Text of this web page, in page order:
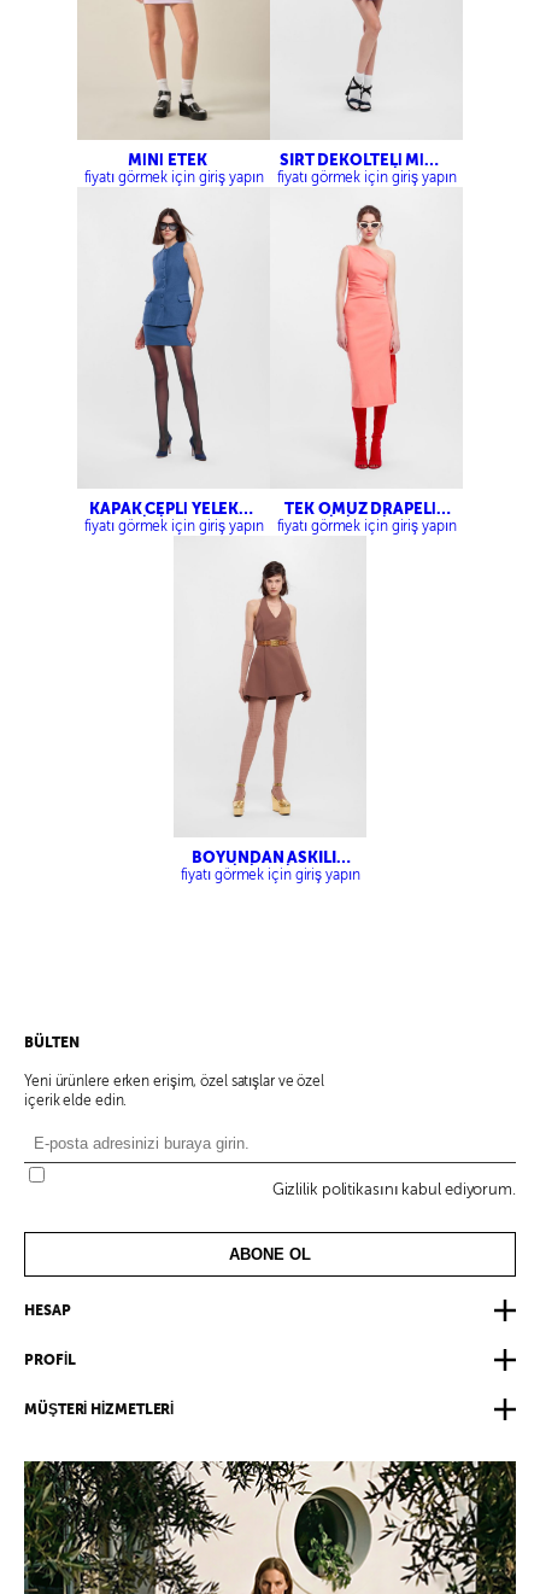
MİNİ ETEK
fiyatı görmek için giriş yapın
SIRT DEKOLTELİ MİNİ
PAMUK ELBİSE
fiyatı görmek için giriş yapın
KAPAK CEPLİ YELEK-
MİNİ ETEK
fiyatı görmek için giriş yapın
TEK OMUZ DRAPELİ
MİDİ ELBİSE
fiyatı görmek için giriş yapın
BOYUNDAN ASKILI
MİNİ ELBİSE
fiyatı görmek için giriş yapın
BÜLTEN
Yeni ürünlere erken erişim, özel satışlar ve özel
içerik elde edin.
Gizlilik politikasını kabul ediyorum.
ABONE OL
HESAP
PROFİL
MÜŞTERİ HİZMETLERİ